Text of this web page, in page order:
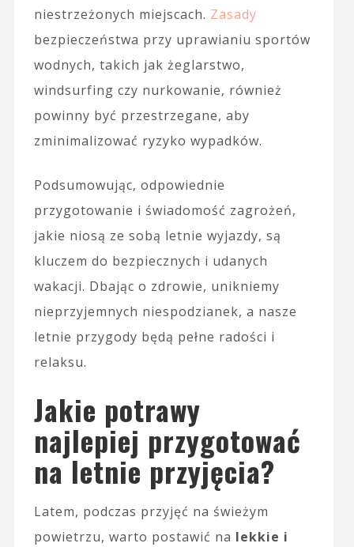
niestrzeżonych miejscach. Zasady
bezpieczeństwa przy uprawianiu sportów
wodnych, takich jak żeglarstwo,
windsurfing czy nurkowanie, również
powinny być przestrzegane, aby
zminimalizować ryzyko wypadków.
Podsumowując, odpowiednie
przygotowanie i świadomość zagrożeń,
jakie niosą ze sobą letnie wyjazdy, są
kluczem do bezpiecznych i udanych
wakacji. Dbając o zdrowie, unikniemy
nieprzyjemnych niespodzianek, a nasze
letnie przygody będą pełne radości i
relaksu.
Jakie potrawy
najlepiej przygotować
na letnie przyjęcia?
Latem, podczas przyjęć na świeżym
powietrzu, warto postawić na lekkie i